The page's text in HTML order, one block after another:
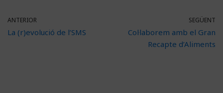
ANTERIOR
La (r)evolució de l’SMS
SEGÜENT
Col·laborem amb el Gran
Recapte d’Aliments